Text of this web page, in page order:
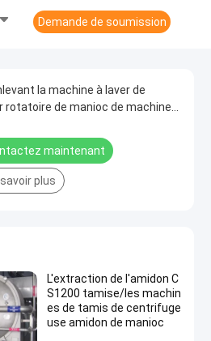
Demande de soumission
la machine à laver de
rotatoire de manioc de machine
maintenant
savoir plus
L'extraction de l'amidon C
S1200 tamise/les machin
es de tamis de centrifuge
use amidon de manioc